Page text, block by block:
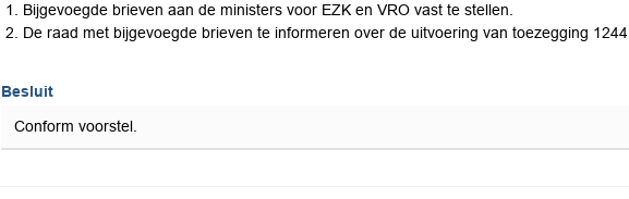
Bijgevoegde brieven aan de ministers voor EZK en VRO vast te stellen.
De raad met bijgevoegde brieven te informeren over de uitvoering van toezegging 1244.
Besluit
Conform voorstel.